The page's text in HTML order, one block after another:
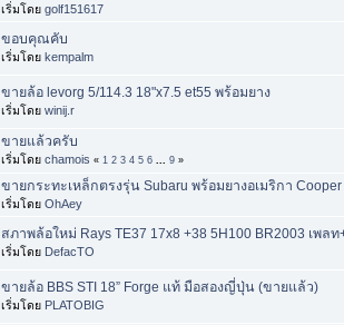
เริ่มโดย golf151617
ขอบคุณคับ
เริ่มโดย kempalm
ขายล้อ levorg 5/114.3 18"x7.5 et55 พร้อมยาง
เริ่มโดย winij.r
ขายแล้วครับ
เริ่มโดย chamois « 1 2 3 4 5 6 9 »
ขายกระทะเหล็กตรงรุ่น Subaru พร้อมยางอเมริกา Cooper
เริ่มโดย OhAey
สภาพล้อใหม่ Rays TE37 17x8 +38 5H100 BR2003 เพล
เริ่มโดย DefacTO
ขายล้อ BBS STI 18” Forge แท้ มือสองญี่ปุ่น (ขายแล้ว)
เริ่มโดย PLATOBIG